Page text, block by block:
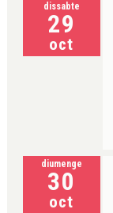
dissabte
29
oct
diumenge
30
oct